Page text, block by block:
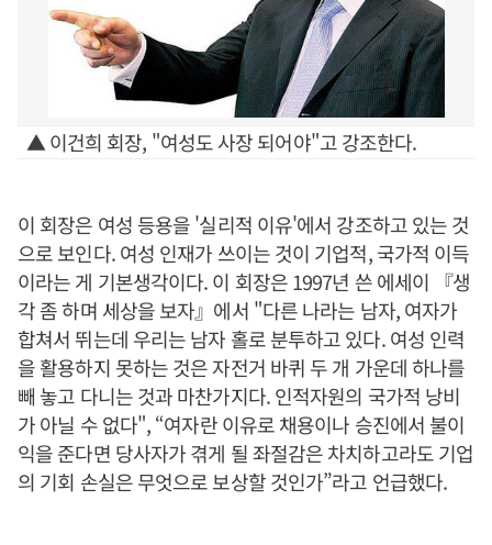
▲ 이건희 회장, "여성도 사장 되어야"고 강조한다.
이 회장은 여성 등용을 '실리적 이유'에서 강조하고 있는 것
으로 보인다. 여성 인재가 쓰이는 것이 기업적, 국가적 이득
이라는 게 기본생각이다. 이 회장은 1997년 쓴 에세이 『생
각 좀 하며 세상을 보자』에서 "다른 나라는 남자, 여자가
합쳐서 뛰는데 우리는 남자 홀로 분투하고 있다. 여성 인력
을 활용하지 못하는 것은 자전거 바퀴 두 개 가운데 하나를
빼 놓고 다니는 것과 마찬가지다. 인적자원의 국가적 낭비
가 아닐 수 없다", “여자란 이유로 채용이나 승진에서 불이
익을 준다면 당사자가 겪게 될 좌절감은 차치하고라도 기업
의 기회 손실은 무엇으로 보상할 것인가”라고 언급했다.